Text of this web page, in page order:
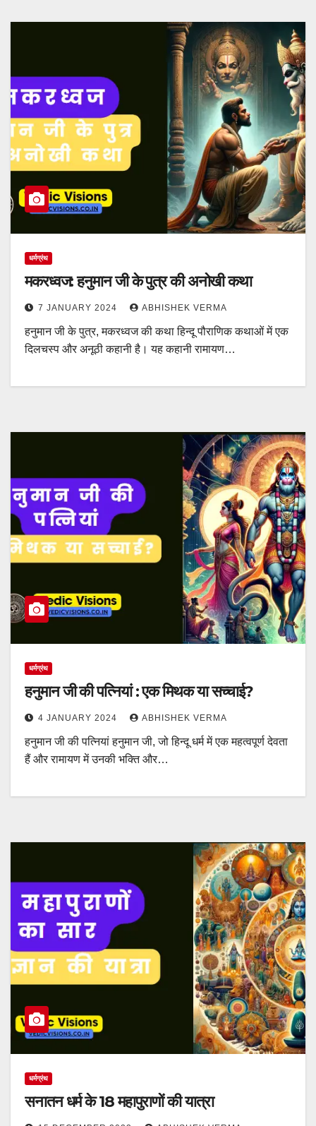
धर्मग्रंथ
मकरध्वज: हनुमान जी के पुत्र की अनोखी कथा
7 JANUARY 2024 ABHISHEK VERMA
हनुमान जी के पुत्र, मकरध्वज की कथा हिन्दू पौराणिक कथाओं में एक
दिलचस्प और अनूठी कहानी है। यह कहानी रामायण…
धर्मग्रंथ
हनुमान जी की पत्नियां : एक मिथक या सच्चाई?
4 JANUARY 2024 ABHISHEK VERMA
हनुमान जी की पत्नियां हनुमान जी, जो हिन्दू धर्म में एक महत्वपूर्ण देवता
हैं और रामायण में उनकी भक्ति और…
धर्मग्रंथ
सनातन धर्म के 18 महापुराणों की यात्रा